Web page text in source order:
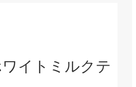
ワイトミルクテ